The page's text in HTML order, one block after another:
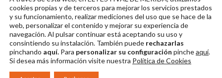
Festival de Mérida
Descargar en alta
Festival de Mérida
Descargar en alta
cookies propias y de terceros para mejorar los servicios prestados
y su funcionamiento, realizar mediciones del uso que se hace de la
web, personalizar el contenido y mejorar su experiencia de
navegación. Al pulsar continuarestá aceptando su uso y
consintiendo su instalación. También puede rechazarlas
pinchando aquí. Para personalizar su configuración pincheaquí.
Si desea más información visite nuestra Política de Cookies